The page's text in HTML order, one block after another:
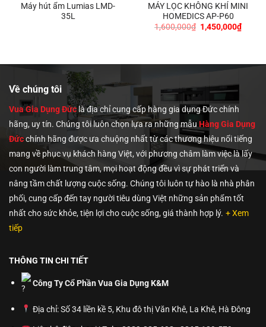
Máy hút ẩm Lumias LMD-
35L
MÁY LỌC KHÔNG KHÍ MINI
HOMEDICS AP-P60
1,600,000₫ Giá
gốc
1,450,000₫Giá
hiện
Về chúng tôi
Vua Gia Dụng Đứclà địa chỉ cung cấp hàng gia dụng Đức chính
hãng, uy tín. Chúng tôiluôn chọn lựa ra những mẫu Hàng Gia Dụng
Đứcchính hãng được ưa chuộng nhất từ các thương hiệu nổi tiếng
mang về phục vụ khách hàng Việt, với phương châm làm việc là lấy
con người làm trung tâm, mọi hoạt động đều vì sự phát triển và
nâng tầm chất lượng cuộc sống. Chúng tôi luôn tự hào là nhà phân
phối, cung cấp đến tay người tiêu dùng Việt những sản phẩm tốt
nhất cho sức khỏe, tiện lợi cho cuộc sống, giá thành hợp lý. + Xem
tiếp
THÔNG TIN CHI TIẾT
Công Ty Cổ Phần Vua Gia Dụng K&M
Địa chỉ: Số 34 liền kề 5, Khu đô thị Văn Khê, La Khê, Hà Đông